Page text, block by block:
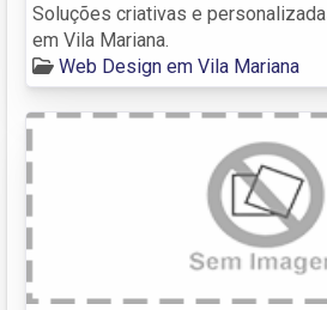
Soluções criativas e
em Vila Mariana.
Web Design em Vila Mariana